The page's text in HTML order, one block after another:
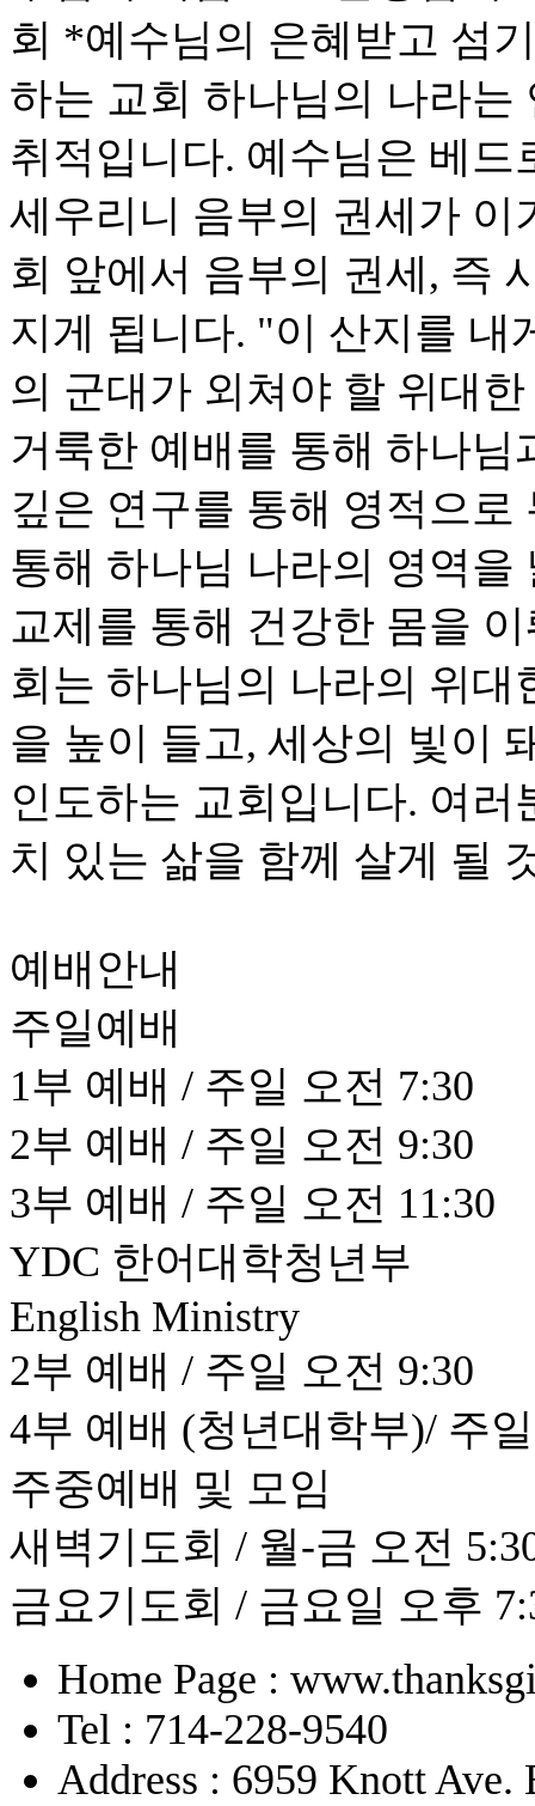
회 *예수님의 은혜받고 섬
하는 교회 하나님의 나라
취적입니다. 예수님은 베
세우리니 음부의 권세가
회 앞에서 음부의 권세, 즉
지게 됩니다. "이 산지를 내
의 군대가 외쳐야 할 위대
거룩한 예배를 통해 하나
깊은 연구를 통해 영적으
통해 하나님 나라의 영역
교제를 통해 건강한 몸을
회는 하나님의 나라의 위
을 높이 들고, 세상의 빛이
인도하는 교회입니다. 여
치 있는 삶을 함께 살게 될
예배안내
주일예배
1부 예배 / 주일 오전 7:30
2부 예배 / 주일 오전 9:30
3부 예배 / 주일 오전 11:30
YDC 한어대학청년부
English Ministry
2부 예배 / 주일 오전 9:30
4부 예배 (청년대학부)/ 주
주중예배 및 모임
새벽기도회 / 월-금 오전
금요기도회 / 금요일 오후
Home Page :
Tel : 714-228-9540
Address : 6959 Knott Ave.